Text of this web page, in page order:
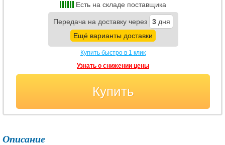
Есть на складе поставщика
Передача на доставку через 3 дня
Ещё варианты доставки
Купить быстро в 1 клик
Узнать о снижении цены
Купить
Описание